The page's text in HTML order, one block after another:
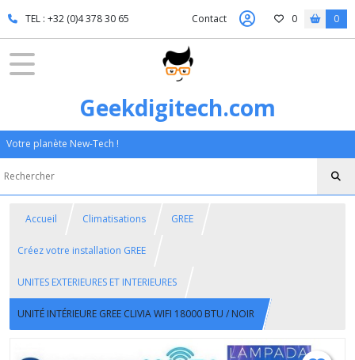
TEL : +32 (0)4 378 30 65 Contact 0 0
Geekdigitech.com
Votre planète New-Tech !
Accueil Climatisations GREE
Créez votre installation GREE
UNITES EXTERIEURES ET INTERIEURES
UNITÉ INTÉRIEURE GREE CLIVIA WIFI 18000 BTU / NOIR